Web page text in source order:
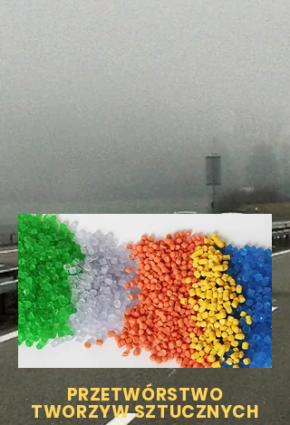
PRZETWÓRSTWO
TWORZYW SZTUCZNYCH